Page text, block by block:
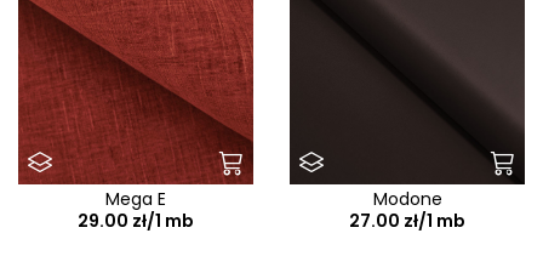
Mega E
29.00 zł/1 mb
Modone
27.00 zł/1 mb